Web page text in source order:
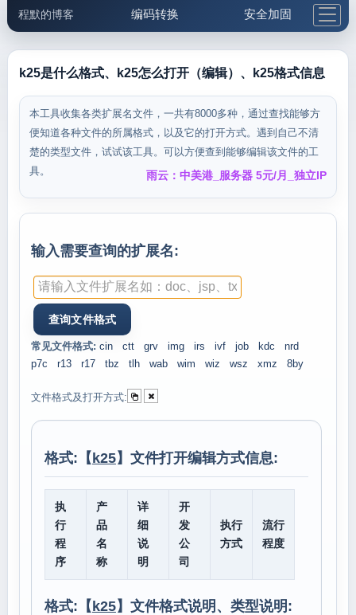
程默的博客 编码转换 安全加固
邮件工具 生活便民 更多工具
5.1支付宝大红包
k25是什么格式、k25怎么打开（编辑）、k25格式信息
本工具收集各类扩展名文件，一共有8000多种，通过查找能够方
便知道各种文件的所属格式，以及它的打开方式。遇到自己不清
楚的类型文件，试试该工具。可以方便查到能够编辑该文件的工
具。
雨云：中美港_服务器 5元/月_独立IP
输入需要查询的扩展名:
常见文件格式: cin ctt grv img irs ivf job kdc
nrd
p7c
r13 r17 tbz tlh wab wim wiz wsz xmz 8by
文件格式及打开方式:
格式:【 k25】文件打开编辑方式信息:
执
行
程
序
产
品
名
称
详
细
说
明
开
发
公
司
执行
方式
流行
程度
格式:【 k25】文件格式说明、类型说明: